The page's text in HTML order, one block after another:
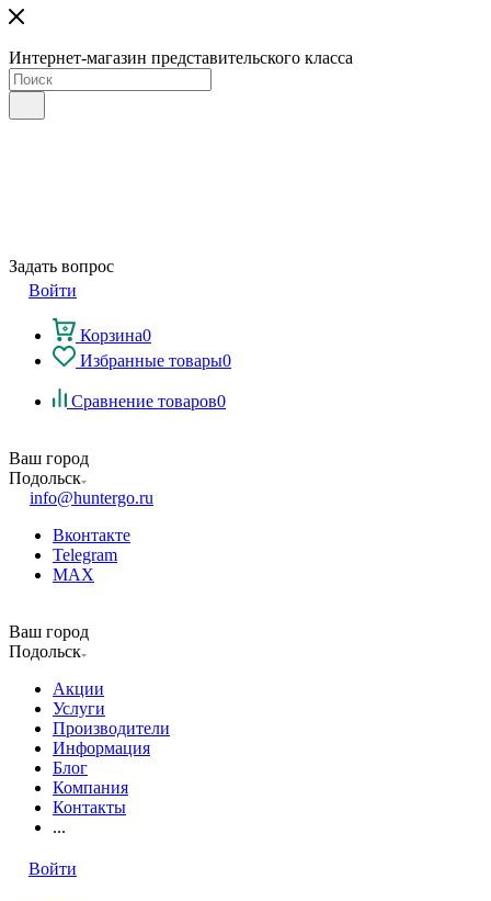
Интернет-магазин представительского класса
Задать вопрос
Войти
Корзина0
Избранные товары0
Сравнение товаров0
Ваш город
Подольск
info@huntergo.ru
Вконтакте
Telegram
MAX
Ваш город
Подольск
Акции
Услуги
Производители
Информация
Блог
Компания
Контакты
...
Войти